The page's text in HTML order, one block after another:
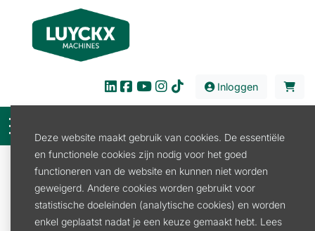
Inloggen
Banden en wielen
Deze website maakt gebruik van cookies. De essentiële
en functionele cookies zijn nodig voor het goed
functioneren van de website en kunnen niet worden
geweigerd. Andere cookies worden gebruikt voor
statistische doeleinden (analytische cookies) en worden
enkel geplaatst nadat je een keuze gemaakt hebt. Lees